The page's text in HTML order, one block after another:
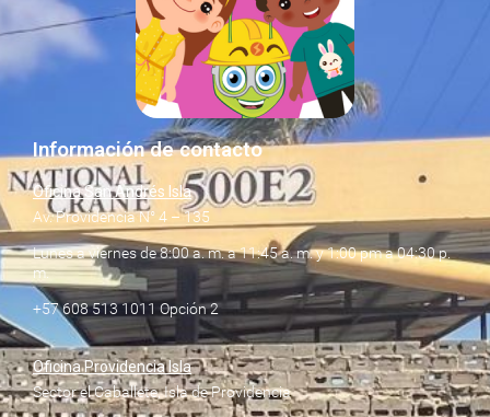
Información de contacto
Oficina San Andrés Isla
Av. Providencia N° 4 – 135
Lunes a viernes de 8:00 a. m. a 11:45 a. m. y 1:00 pm a 04:30 p.
m.
+57 608 513 1011 Opción 2
Oficina Providencia Isla
Sector el Caballete, Isla de Providencia